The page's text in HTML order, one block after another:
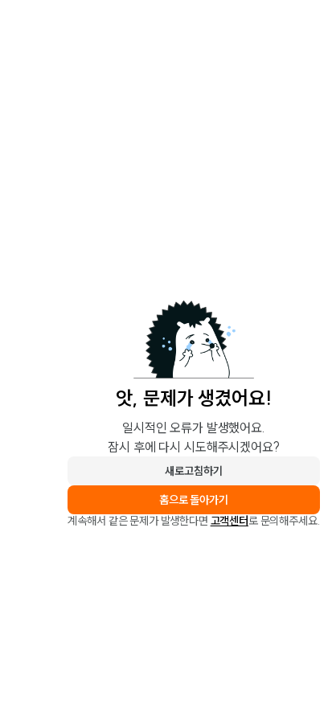
앗, 문제가 생겼어요!
일시적인 오류가 발생했어요.
잠시 후에 다시 시도해주시겠어요?
새로고침하기
홈으로 돌아가기
계속해서 같은 문제가 발생한다면 고객센터로 문의해주세요.